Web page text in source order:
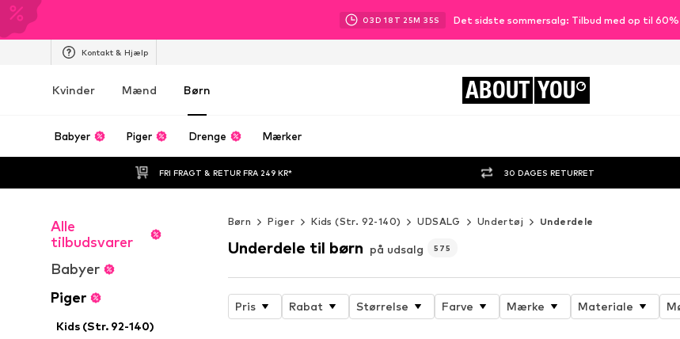
03D 18 T 25M 32S Det sidste sommersalg: Tilbud med op til
Kontakt & Hjælp
Kvinder Mænd Børn ABOUT YOU
Babyer Piger Drenge Mærker
FRI FRAGT & RETUR FRA 249 KR* 30 DAGES RETURRET
Alle
tilbudsvarer
Babyer
Piger
Kids (Str. 92-140)
Børn Piger Kids (Str. 92-140) UDSALG Undertøj Underdele
Underdele til børn på udsalg 575
Pris Rabat Størrelse Farve Mærke Materiale